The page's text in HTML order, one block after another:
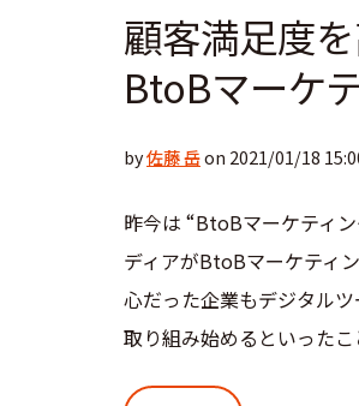
顧客満足度
BtoBマーケ
by佐藤 岳on 2021/01/18
昨今は “BtoBマーケティ
ディアがBtoBマーケティ
心だった企業もデジタル
取り組み始めるといったこ